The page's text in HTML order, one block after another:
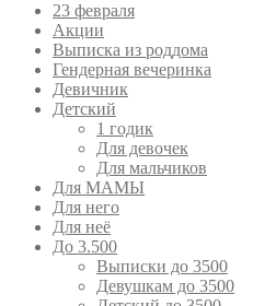
23 февраля
Акции
Выписка из роддома
Гендерная вечеринка
Девичник
Детский
1 годик
Для девочек
Для мальчиков
Для МАМЫ
Для него
Для неё
До 3.500
Выписки до 3500
Девушкам до 3500